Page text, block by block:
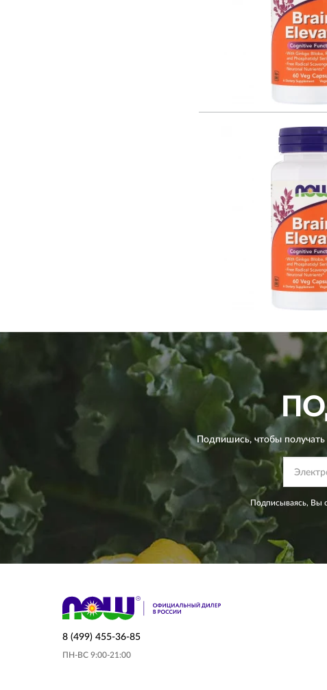
Подпишись, чтобы
Подписываясь, Вы
8 (499) 455-36-85
ПН-ВС 9:00-21:00